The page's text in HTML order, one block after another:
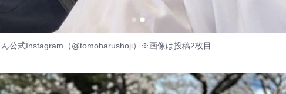
公式Instagram（@tomoharushoji） ※画像は投稿2枚目